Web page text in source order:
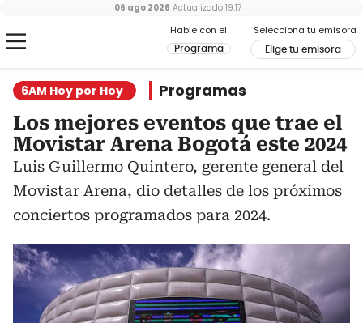
Hable con el
Programa
Selecciona tu emisora
Elige tu emisora
06 ago 2026 Actualizado 19:17
6AM Hoy por Hoy Programas
Los mejores eventos que trae el
Movistar Arena Bogotá este 2024
Luis Guillermo Quintero, gerente general del
Movistar Arena, dio detalles de los próximos
conciertos programados para 2024.